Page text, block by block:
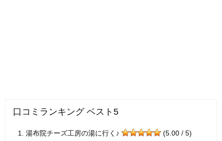
口コミランキング ベスト5
湯布院チーズ工房の湯に行く♪
(5.00 / 5)